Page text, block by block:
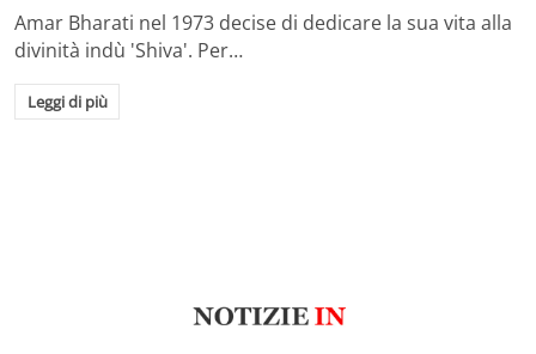
Amar Bharati nel 1973 decise di dedicare la sua vita alla
divinità indù 'Shiva'. Per…
Leggi di più